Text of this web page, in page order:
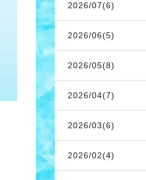
2026/07(6)
2026/06(5)
2026/05(8)
2026/04(7)
2026/03(6)
2026/02(4)